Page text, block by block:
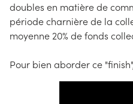
doubles en matière de
période charnière de la
moyenne 20% de fonds
Pour bien aborder ce